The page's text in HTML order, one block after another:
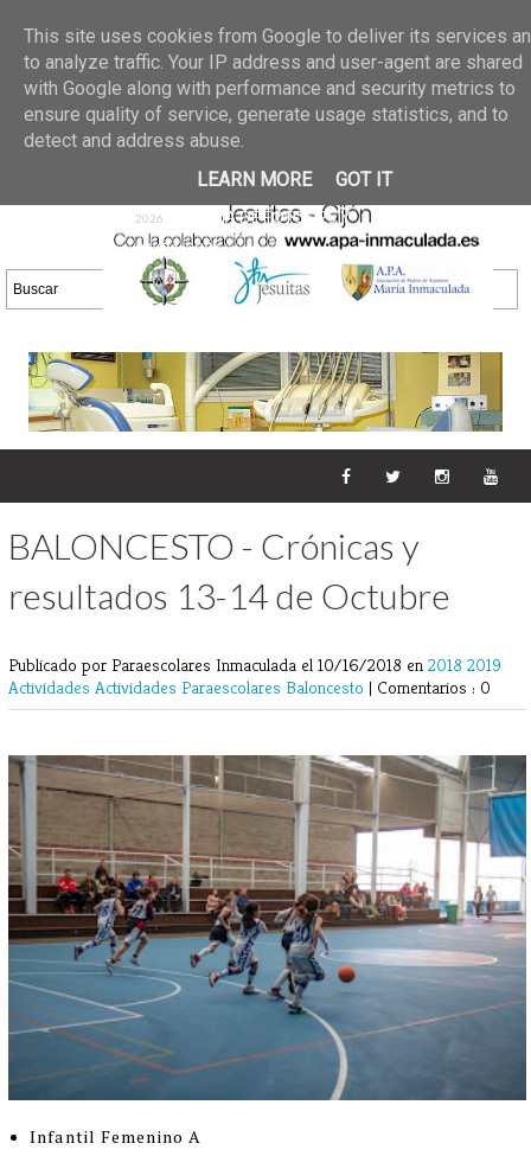
02 jun 2026
GALERIA DE FOTOS
30/05/2026
25 may 2026
GALERIA
DE FOTOS 23/05/2026
20 may
2026
GALERIA DE FOTOS
16/05/2026
DE FOTOS 09/05/2026
28 abr
2026
GALERIA DE FOTOS 25 Y
26/04/2026
BALONCESTO - Crónicas y
resultados 13-14 de Octubre
Publicado por Paraescolares Inmaculada el 10/16/2018 en 2018 2019
Actividades Actividades Paraescolares Baloncesto | Comentarios : 0
Infantil Femenino A
This site uses cookies from Google to deliver its services
to analyze traffic. Your IP address and user-agent are shared
with Google along with performance and security metrics to
ensure quality of service, generate usage statistics, and to
detect and address abuse.
LEARN MORE
GOT IT